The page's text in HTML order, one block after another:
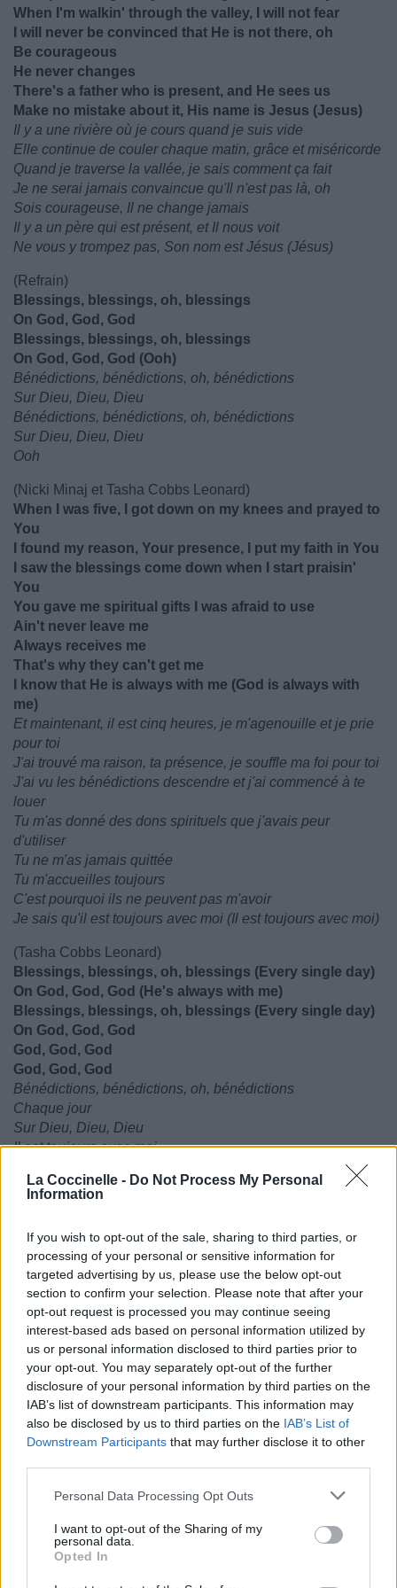
La Coccinelle - Do Not Process My Personal
Information
If you wish to opt-out of the sale, sharing to third parties, or
processing of your personal or sensitive information for
targeted advertising by us, please use the below opt-out
section to confirm your selection. Please note that after your
opt-out request is processed you may continue seeing
interest-based ads based on personal information utilized by
us or personal information disclosed to third parties prior to
your opt-out. You may separately opt-out of the further
disclosure of your personal information by third parties on the
IAB’s list of downstream participants. This information may
also be disclosed by us to third parties on the IAB’s List of
Downstream Participants that may further disclose it to other
Personal Data Processing Opt Outs
I want to opt-out of the Sharing of my
personal data.
Opted In
When I'm walkin' through the valley, I will not fear
I will never be convinced that He is not there, oh
Be courageous
He never changes
There's a father who is present, and He sees us
Make no mistake about it, His name is Jesus (Jesus)
Il y a une rivière où je cours quand je suis vide
Elle continue de couler chaque matin, grâce et miséricorde
Quand je traverse la vallée, je sais comment ça fait
Je ne serai jamais convaincue qu'Il n'est pas là, oh
Sois courageuse, Il ne change jamais
Il y a un père qui est présent, et Il nous voit
Ne vous y trompez pas, Son nom est Jésus (Jésus)
(Refrain)
Blessings, blessings, oh, blessings
On God, God, God
Blessings, blessings, oh, blessings
On God, God, God (Ooh)
Bénédictions, bénédictions, oh, bénédictions
Sur Dieu, Dieu, Dieu
Bénédictions, bénédictions, oh, bénédictions
Sur Dieu, Dieu, Dieu
Ooh
(Nicki Minaj et Tasha Cobbs Leonard)
When I was five, I got down on my knees and prayed to
You
I found my reason, Your presence, I put my faith in You
I saw the blessings come down when I start praisin'
You
You gave me spiritual gifts I was afraid to use
Ain't never leave me
Always receives me
That's why they can't get me
I know that He is always with me (God is always with
me)
Et maintenant, il est cinq heures, je m'agenouille et je prie
pour toi
J'ai trouvé ma raison, ta présence, je souffle ma foi pour toi
J'ai vu les bénédictions descendre et j'ai commencé à te
louer
Tu m'as donné des dons spirituels que j'avais peur
d'utiliser
Tu ne m'as jamais quittée
Tu m'accueilles toujours
C'est pourquoi ils ne peuvent pas m'avoir
Je sais qu'il est toujours avec moi (Il est toujours avec moi)
(Tasha Cobbs Leonard)
Blessings, blessings, oh, blessings (Every single day)
On God, God, God (He's always with me)
Blessings, blessings, oh, blessings (Every single day)
On God, God, God
God, God, God
God, God, God
Bénédictions, bénédictions, oh, bénédictions
Chaque jour
Sur Dieu, Dieu, Dieu
Il est toujours avec moi
Chaque jour